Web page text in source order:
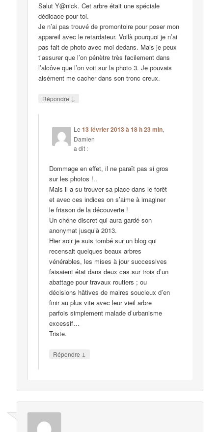
Salut Y@nick. Cet arbre était une spéciale
dédicace pour toi.
Je n’ai pas trouvé de promontoire pour poser mon
appareil avec le retardateur. Voilà pourquoi je n’ai
pas fait de photo avec moi dedans. Mais je peux
t’assurer que l’on pénètre très facilement dans
l’alcôve que l’on voit sur la photo 3. Je pouvais
aisément me cacher dans son tronc creux.
Répondre ↓
Le13 février 2013 à 18 h 23 min,
Damien
a dit :
Dommage en effet, il ne paraît pas si gros
sur les photos !..
Mais il a su trouver sa place dans le forêt
et avec ces indices on s’aime à imaginer
le frisson de la découverte !
Un chêne discret qui aura gardé son
anonymat jusqu’à 2013.
Hier soir je suis tombé sur un blog qui
recensait quelques beaux arbres
vénérables, les mises à jour successives
faisaient état dans deux cas sur trois d’un
abattage pour travaux routiers ; ou
décisions hâtives de maires soucieux d’en
finir au plus vite avec leur vieil arbre
parfois simplement malade d’urbanisme
excessif…
Triste.
Répondre ↓